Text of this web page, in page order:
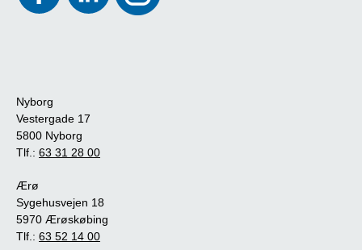
Nyborg
Vestergade 17
5800 Nyborg
Tlf.: 63 31 28 00
Ærø
Sygehusvejen 18
5970 Ærøskøbing
Tlf.: 63 52 14 00